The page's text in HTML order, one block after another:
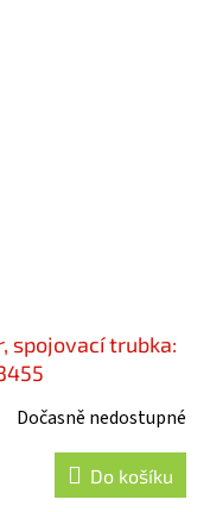
spojovací trubka:
Dočasně nedostupné
Do košíku